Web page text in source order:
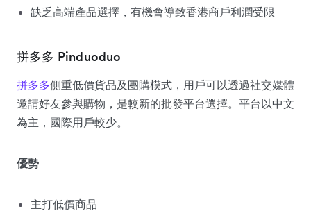
缺乏高端產品選擇，有機會導致香港商戶利潤受限
拼多多 Pinduoduo
拼多多側重低價貨品及團購模式，用戶可以透過社交媒體
邀請好友參與購物，是較新的批發平台選擇。平台以中文
為主，國際用戶較少。
優勢
主打低價商品